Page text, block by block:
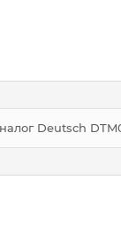
Deutsch